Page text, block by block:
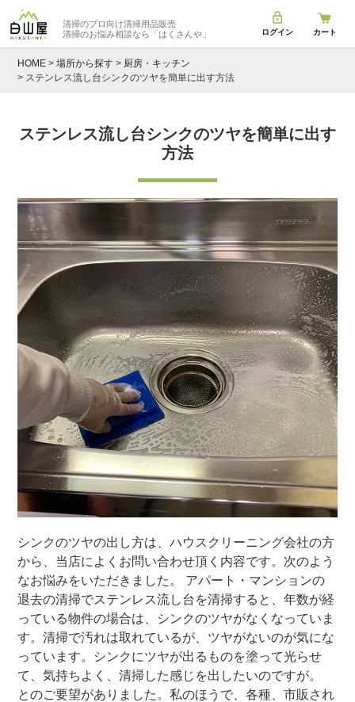
清掃のプロ向け清掃用品販売
清掃のお悩み相談なら 「はくさんや」 ログイン カート
HOME 場所から探す
厨房・キッチン
ステンレス流し台シンクのツヤを簡単に出す方法
ステンレス流し台シンクのツヤを簡単に出す
方法
シンクのツヤの出し方は、ハウスクリーニング会社の方
から、当店によくお問い合わせ頂く内容です。次のよう
なお悩みをいただきました。 アパート・マンションの
退去の清掃でステンレス流し台を清掃すると、年数が経
っている物件の場合は、シンクのツヤがなくなっていま
す。清掃で汚れは取れているが、ツヤがないのが気にな
っています。シンクにツヤが出るものを塗って光らせ
て、気持ちよく、清掃した感じを出したいのですが。
とのご要望がありました。私のほうで、各種、市販され